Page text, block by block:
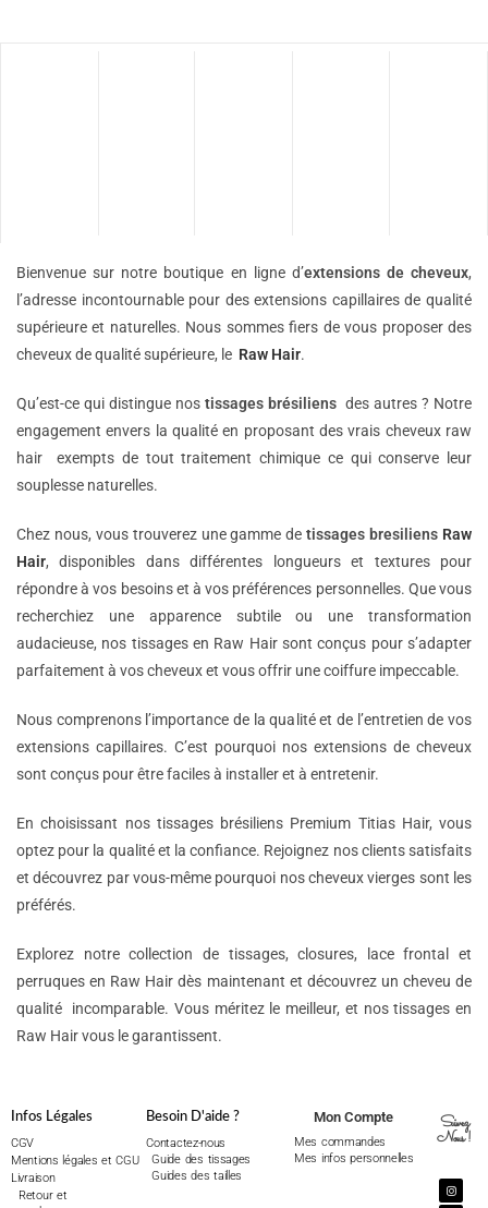
Bienvenue sur notre boutique en ligne d’extensions decheveux,
l’adresse incontournable pour des extensions capillaires de qualité
supérieure et naturelles. Nous sommes fiers de vous proposer des
cheveux de qualité supérieure, le Raw Hair.
Qu’est-ce qui distingue nos tissages brésiliens des autres ? Notre
engagement envers la qualité en proposant des vrais cheveux raw
hair exempts de tout traitement chimique ce qui conserve leur
souplesse naturelles.
Chez nous, vous trouverez une gamme detissages bresiliens Raw
Hair, disponibles dans différentes longueurs et textures pour
répondre à vos besoins et à vos préférences personnelles. Que vous
recherchiez une apparence subtile ou une transformation
audacieuse, nos tissages en Raw Hair sont conçus pour s’adapter
parfaitement à vos cheveux et vous offrir une coiffure impeccable.
Nous comprenons l’importance de la qualité et de l’entretien de vos
extensions capillaires. C’est pourquoi nos extensions de cheveux
sont conçus pour être faciles à installer et à entretenir.
En choisissant nos tissages brésiliens Premium Titias Hair, vous
optez pour la qualité et la confiance. Rejoignez nos clients satisfaits
et découvrez par vous-même pourquoi nos cheveux vierges sont les
préférés.
Explorez notre collection de tissages, closures, lace frontal et
perruques en Raw Hair dès maintenant et découvrez un cheveu de
qualité incomparable. Vous méritez le meilleur, et nos tissages en
Raw Hair vous le garantissent.
Infos Légales
CGV
Mentions légales et CGU
Livraison
Retour et
Besoin D'aide ?
Contactez-nous
Guide des tissages
Guides des tailles
Mon Compte
Mes commandes
Mes infos personnelles
Suivez
Nous !